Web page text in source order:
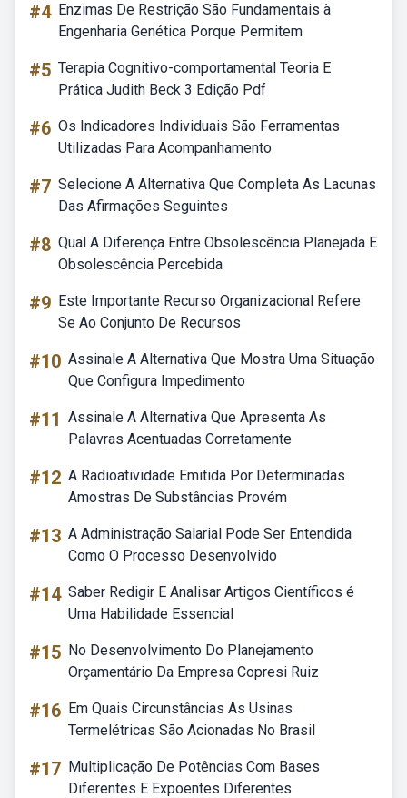
#4 Enzimas De Restrição São Fundamentais à
Engenharia Genética Porque Permitem
#5 Terapia Cognitivo-comportamental Teoria E
Prática Judith Beck 3 Edição Pdf
#6 Os Indicadores Individuais São Ferramentas
Utilizadas Para Acompanhamento
#7 Selecione A Alternativa Que Completa As Lacunas
Das Afirmações Seguintes
#8 Qual A Diferença Entre Obsolescência Planejada E
Obsolescência Percebida
#9 Este Importante Recurso Organizacional Refere
Se Ao Conjunto De Recursos
#10 Assinale A Alternativa Que Mostra Uma Situação
Que Configura Impedimento
#11 Assinale A Alternativa Que Apresenta As
Palavras Acentuadas Corretamente
#12 A Radioatividade Emitida Por Determinadas
Amostras De Substâncias Provém
#13 A Administração Salarial Pode Ser Entendida
Como O Processo Desenvolvido
#14 Saber Redigir E Analisar Artigos Científicos é
Uma Habilidade Essencial
#15 No Desenvolvimento Do Planejamento
Orçamentário Da Empresa Copresi Ruiz
#16 Em Quais Circunstâncias As Usinas
Termelétricas São Acionadas No Brasil
#17 Multiplicação De Potências Com Bases
Diferentes E Expoentes Diferentes